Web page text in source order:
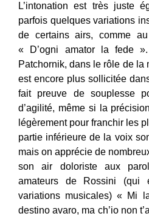
L’intonation est très juste
parfois quelques variations
de certains airs, comme
« D’ogni amator la fede ».
Patchornik, dans le rôle de la
est encore plus sollicitée
fait preuve de souplesse
d’agilité, même si la
légèrement pour franchir les
partie inférieure de la voix
mais on apprécie de
son air doloriste aux
amateurs de Rossini
variations musicales) « Mi
destino avaro, ma ch’io non